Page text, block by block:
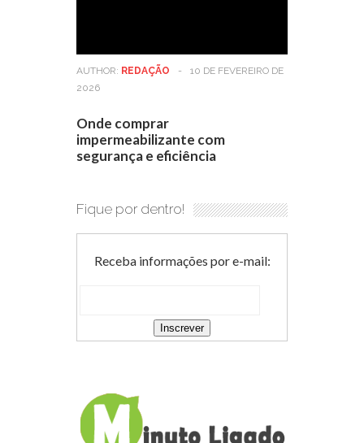
AUTHOR: REDAÇÃO -
10 DE FEVEREIRO DE
2026
Onde comprar
impermeabilizante com
segurança e eficiência
Fique por dentro!
Receba informações por e-mail: